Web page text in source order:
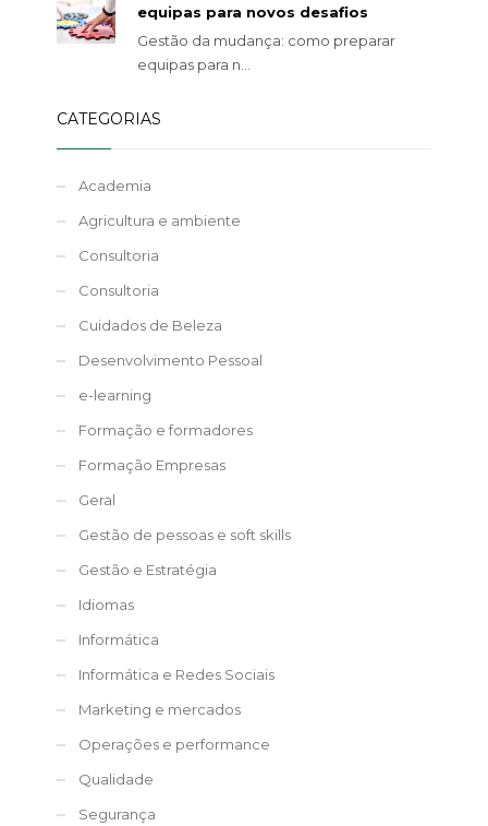
equipas para novos desafios
Gestão da mudança: como preparar
equipas para n...
CATEGORIAS
Academia
Agricultura e ambiente
Consultoria
Consultoria
Cuidados de Beleza
Desenvolvimento Pessoal
e-learning
Formação e formadores
Formação Empresas
Geral
Gestão de pessoas e soft skills
Gestão e Estratégia
Idiomas
Informática
Informática e Redes Sociais
Marketing e mercados
Operações e performance
Qualidade
Segurança